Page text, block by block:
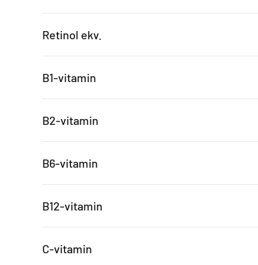
Retinol ekv.
B1-vitamin
B2-vitamin
B6-vitamin
B12-vitamin
C-vitamin